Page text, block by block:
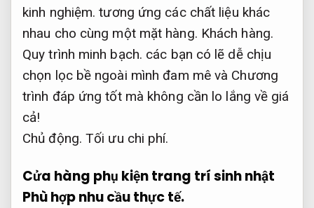
kinh nghiệm. tương ứng các chất liệu khác
nhau cho cùng một mặt hàng. Khách hàng.
Quy trình minh bạch. các bạn có lẽ dễ chịu
chọn lọc bề ngoài mình đam mê và Chương
trình đáp ứng tốt mà không cần lo lắng về giá
cả!
Chủ động. Tối ưu chi phí.
Cửa hàng phụ kiện trang trí sinh nhật
Phù hợp nhu cầu thực tế.